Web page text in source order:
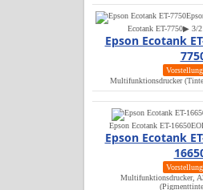
Ecotank ET-7750▶ 3/
Epson Ecotank
Vorstellung
Multifunktionsdrucker
Epson Ecotank ET-16650
Epson Ecotank
Vorstellung
Multifunktionsdrucker,